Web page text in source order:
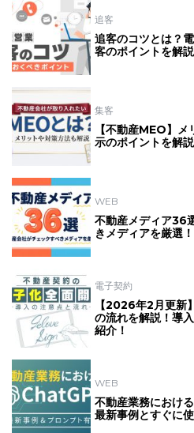
追客
追客のコツとは？
客のポイントを解説
集客
【不動産MEO】
示のポイントを解説
WEB
不動産メディア36
きメディアを厳選！
電子契約
【2026年2月更新
の流れを解説！導
紹介！
WEB
不動産業務におけ
最新事例とすぐに